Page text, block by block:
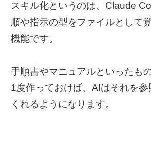
スキル化というのは、Claude
順や指示の型をファイルとして
機能です。
手順書やマニュアルといったも
1度作っておけば、AIはそれを参
くれるようになります。